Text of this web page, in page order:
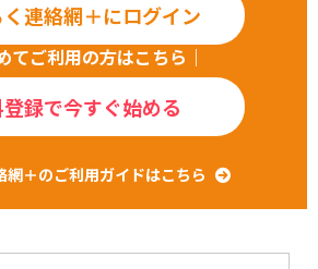
連絡網＋にログイン
てご利用の方はこちら｜
録で今すぐ始める
網＋のご利用ガイドはこちら